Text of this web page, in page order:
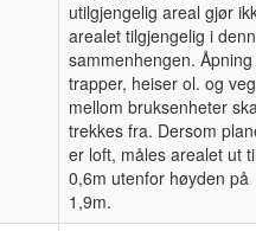
utilgjengelig areal gjør
arealet tilgjengelig i
sammenhengen.
trapper, heiser ol. og
mellom bruksenheter
trekkes fra. Dersom
er loft, måles arealet ut
0,6m utenfor høyden på
1,9m.